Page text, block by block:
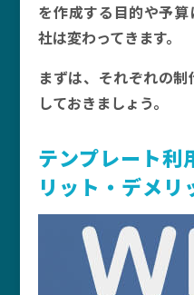
を作成する目的や予
社は変わってきます。
まずは、それぞれの
しておきましょう。
テンプレート利
リット・デメリ